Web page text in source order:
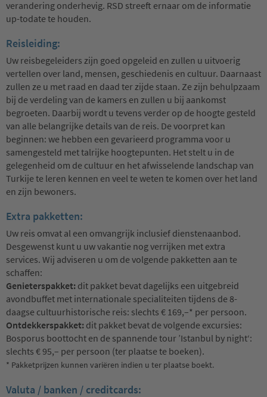
verandering onderhevig. RSD streeft ernaar om de informatie
up-todate te houden.
Reisleiding:
Uw reisbegeleiders zijn goed opgeleid en zullen u uitvoerig
vertellen over land, mensen, geschiedenis en cultuur. Daarnaast
zullen ze u met raad en daad ter zijde staan. Ze zijn behulpzaam
bij de verdeling van de kamers en zullen u bij aankomst
begroeten. Daarbij wordt u tevens verder op de hoogte gesteld
van alle belangrijke details van de reis. De voorpret kan
beginnen: we hebben een gevarieerd programma voor u
samengesteld met talrijke hoogtepunten. Het stelt u in de
gelegenheid om de cultuur en het afwisselende landschap van
Turkije te leren kennen en veel te weten te komen over het land
en zijn bewoners.
Extra pakketten:
Uw reis omvat al een omvangrijk inclusief dienstenaanbod.
Desgewenst kunt u uw vakantie nog verrijken met extra
services. Wij adviseren u om de volgende pakketten aan te
schaffen:
Genieterspakket: dit pakket bevat dagelijks een uitgebreid
avondbuffet met internationale specialiteiten tijdens de 8-
daagse cultuurhistorische reis: slechts € 169,–* per persoon.
Ontdekkerspakket: dit pakket bevat de volgende excursies:
Bosporus boottocht en de spannende tour ’Istanbul by night‘:
slechts € 95,– per persoon (ter plaatse te boeken).
* Pakketprijzen kunnen variëren indien u ter plaatse boekt.
Valuta / banken / creditcards: